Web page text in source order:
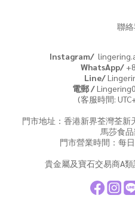
聯
Instagram/
WhatsApp/
Line/
電郵 /
(客服時間:
門市地址：香港新界荃灣荃新
馬莎食品
門市營業時間：每
貴金屬及寶石交易商A